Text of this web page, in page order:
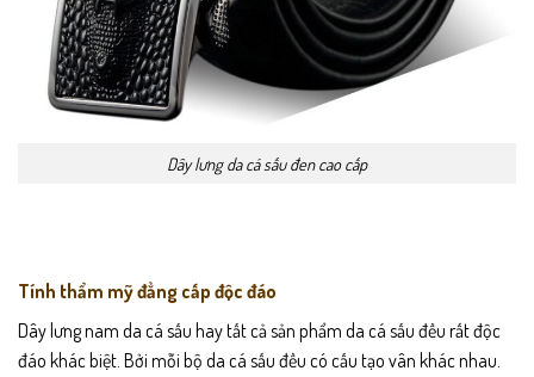
Dây lưng da cá sấu đen cao cấp
Tính thẩm mỹ đẳng cấp độc đáo
Dây lưng nam da cá sấu hay tất cả sản phẩm da cá sấu đều rất độc
đáo khác biệt. Bởi mỗi bộ da cá sấu đều có cấu tạo vân khác nhau.